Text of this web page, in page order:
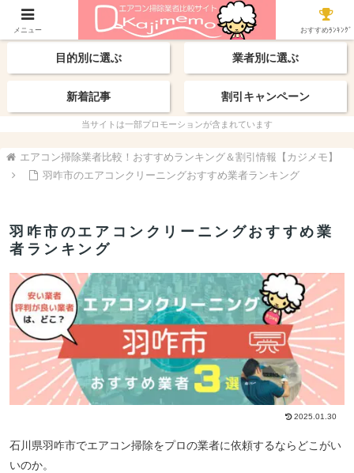
【最新】おすすめ業者 エリアから探す
目的別に選ぶ 業者別に選ぶ
新着記事 割引キャンペーン
当サイトは一部プロモーションが含まれています
エアコン掃除業者比較！おすすめランキング＆割引情報【カジメモ】
羽咋市のエアコンクリーニングおすすめ業者ランキング
羽咋市のエアコンクリーニングおすすめ業
者ランキング
2025.01.30
石川県羽咋市でエアコン掃除をプロの業者に依頼するならどこがい
いのか。
メニュー おすすめﾗﾝｷﾝｸﾞ